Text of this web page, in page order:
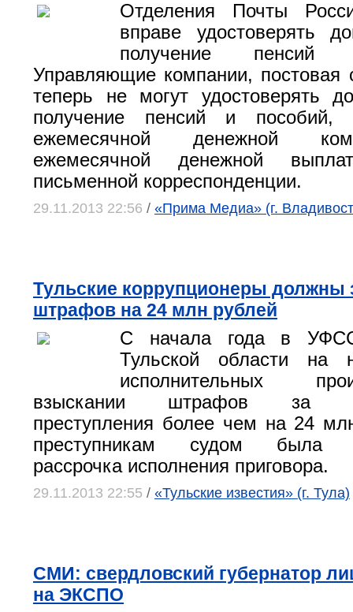
Отделения Почты
вправе удостоверять
получение
Управляющие компании, постовая
теперь не могут удостоверять
получение пенсий и
ежемесячной денежной
ежемесячной денежной
письменной корреспонденции.
29.11.2013 22:56 / «Прима Медиа» (г.
Тульские коррупционеры должны
штрафов на 24 млн рублей
С начала года в
Тульской области на
исполнительных
взыскании штрафов за
преступления более чем на 24
преступникам судом была
рассрочка исполнения приговора.
29.11.2013 22:55 / «Тульские известия» (г. Тула)
СМИ: свердловский губернатор
на ЭКСПО